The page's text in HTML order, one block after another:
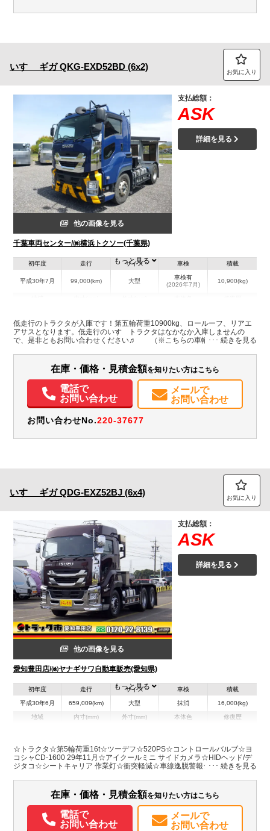
いすゞ ギガ QKG-EXD52BD (6x2) お気に入り
他の画像を見る
千葉車両センター/㈱横浜トクソー(千葉県)
支払総額：
ASK
詳細を見る
初年度
平成30年7月
走行
99,000(km)
サイズ
大型
車検
車検有
(2026年7月)
積載
10,900(kg)
千葉県 -
W:2,490
H:3,190
無
エアバッグ 電動格納ミラー
もっと見る
低走行のトラクタが入庫です！第五輪荷重10900kg、ロールーフ、リアエ
アサスとなります。低走行のいすゞトラクタはなかなか入庫しませんの
で、是非ともお問い合わせください♬ （※こちらの車輌は広島ヤード
在庫・価格・見積金額を知りたい方はこちら
電話で
お問い合わせ
メールで
お問い合わせ
お問い合わせNo.220-37677
いすゞ ギガ QDG-EXZ52BJ (6x4) お気に入り
他の画像を見る
愛知豊田店/㈱ヤナギサワ自動車販売(愛知県)
支払総額：
ASK
詳細を見る
初年度
平成30年6月
走行
659,009(km)
サイズ
大型
車検
抹消
積載
16,000(kg)
地域 内寸(mm) 外寸(mm)
H:3,270
本体色 修復歴
装備情報
バックモニター
取扱説明書（一部含む） メンテナンスノート（保証書）
もっと見る
☆トラクタ☆第5輪荷重16t☆ツーデフ☆520PS☆コントロールバルブ☆ヨ
コシャCD-1600 29年11月☆アイクールミニ サイドカメラ☆HIDヘッド/デ
ジタコ☆シートキャリア 作業灯☆衝突軽減☆車線逸脱警報☆車間距離警報
在庫・価格・見積金額を知りたい方はこちら
電話で
お問い合わせ
メールで
お問い合わせ